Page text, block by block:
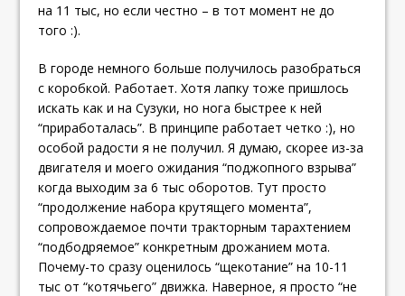
на 11 тыс, но если честно – в тот момент не до
того :).
В городе немного больше получилось разобраться
с коробкой. Работает. Хотя лапку тоже пришлось
искать как и на Сузуки, но нога быстрее к ней
“приработалась”. В принципе работает четко :), но
особой радости я не получил. Я думаю, скорее из-за
двигателя и моего ожидания “поджопного взрыва”
когда выходим за 6 тыс оборотов. Тут просто
“продолжение набора крутящего момента”,
сопровождаемое почти тракторным тарахтением
“подбодряемое” конкретным дрожанием мота.
Почему-то сразу оценилось “щекотание” на 10-11
тыс от “котячьего” движка. Наверное, я просто “не